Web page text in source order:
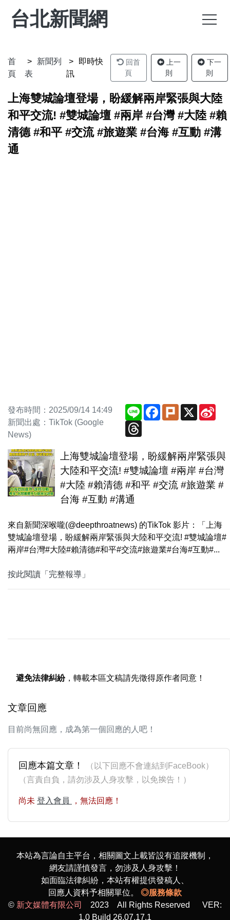
台北新聞網
首
頁
新聞列
表
即時快
訊
回首
頁
上一
則
下一
則
上海雙城論壇登場，盼緩解兩岸緊張與大陸
和平交流! #雙城論壇 #兩岸 #台灣 #大陸 #賴
清德 #和平 #交流 #旅遊業 #台海 #互動 #溝
通
發布時間：2025/09/14 14:49
新聞出處：TikTok (Google
News)
Line Facebook
PlurkX
Threads
上海雙城論壇登場，盼緩解兩岸緊張與
大陸和平交流! #雙城論壇 #兩岸 #台灣
#大陸 #賴清德 #和平 #交流 #旅遊業 #
台海 #互動 #溝通
來自新聞深喉嚨(@deepthroatnews) 的TikTok 影片：「上海
雙城論壇登場，盼緩解兩岸緊張與大陸和平交流! #雙城論壇#
兩岸#台灣#大陸#賴清德#和平#交流#旅遊業#台海#互動#...
按此閱讀「完整報導」
避免法律糾紛，轉載本區文稿請先徵得原作者同意！
文章回應
目前尚無回應，成為第一個回應的人吧！
回應本篇文章！
（以下回應不會連結到FaceBook）
（言責自負，請勿涉及人身攻擊，以免挨告！）
尚未 登入會員 ，無法回應！
本站為言論自主平台，相關圖文上載皆設有追蹤機制，
網友請謹慎發言，勿涉及人身攻擊！
如面臨法律糾紛，本站有權提供發稿人、
回應人資料予相關單位。 ◎服務條款
© 新文媒體有限公司
2023 All Rights Reserved VER:
1.0 Build 26.07.17.1